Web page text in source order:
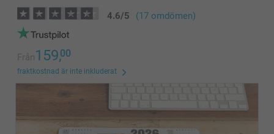
4.6/5 (17 omdömen)
Från159,00
fraktkostnad är inte inkluderat